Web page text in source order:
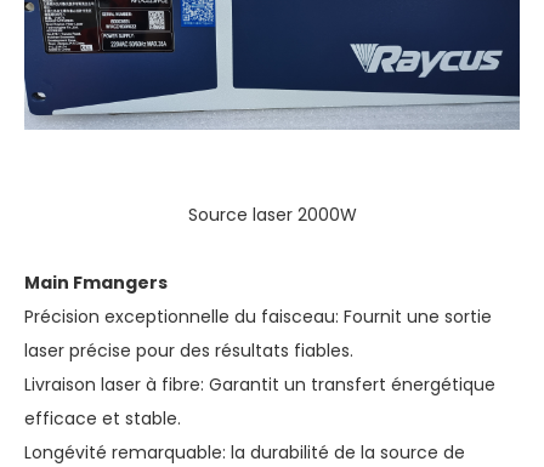
Source laser 2000W
Main Fmangers
Précision exceptionnelle du faisceau: Fournit une sortie
laser précise pour des résultats fiables.
Livraison laser à fibre: Garantit un transfert énergétique
efficace et stable.
Longévité remarquable: la durabilité de la source de